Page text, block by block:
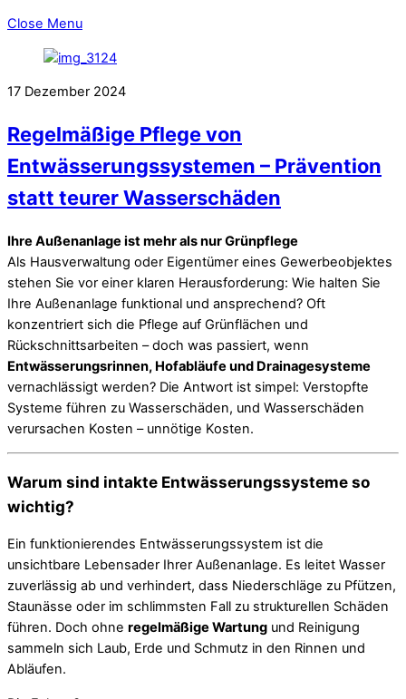
Close Menu
17 Dezember 2024
Regelmäßige Pflege von
Entwässerungssystemen – Prävention
statt teurer Wasserschäden
Ihre Außenanlage ist mehr als nur Grünpflege
Als Hausverwaltung oder Eigentümer eines Gewerbeobjektes
stehen Sie vor einer klaren Herausforderung: Wie halten Sie
Ihre Außenanlage funktional und ansprechend? Oft
konzentriert sich die Pflege auf Grünflächen und
Rückschnittsarbeiten – doch was passiert, wenn
Entwässerungsrinnen, Hofabläufe und Drainagesysteme
vernachlässigt werden? Die Antwort ist simpel: Verstopfte
Systeme führen zu Wasserschäden, und Wasserschäden
verursachen Kosten – unnötige Kosten.
Warum sind intakte Entwässerungssysteme so
wichtig?
Ein funktionierendes Entwässerungssystem ist die
unsichtbare Lebensader Ihrer Außenanlage. Es leitet Wasser
zuverlässig ab und verhindert, dass Niederschläge zu Pfützen,
Staunässe oder im schlimmsten Fall zu strukturellen Schäden
führen. Doch ohne regelmäßige Wartung und Reinigung
sammeln sich Laub, Erde und Schmutz in den Rinnen und
Abläufen.